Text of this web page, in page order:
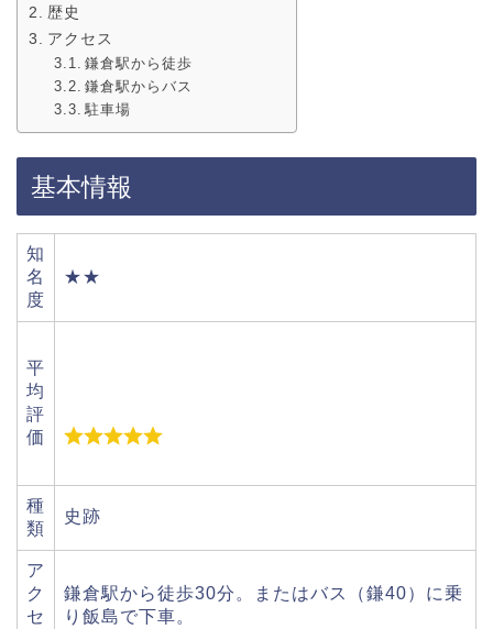
歴史
アクセス
鎌倉駅から徒歩
鎌倉駅からバス
駐車場
基本情報
知
名
度
★★
平
均
評
価
種
類
史跡
ア
ク
セ
鎌倉駅から徒歩30分。またはバス（鎌40）に乗
り飯島で下車。